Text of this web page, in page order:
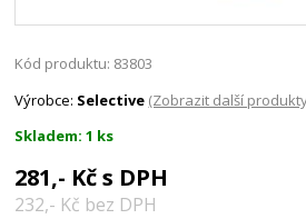
Kód produktu: 83803
Výrobce: Selective (Zobrazit další
Skladem: 1 ks
281,- Kč s DPH
232,- Kč bez DPH